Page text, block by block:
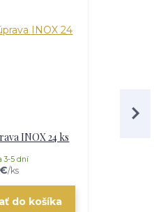
INOX 24 ks
/ks
3-5 dní
do košíka